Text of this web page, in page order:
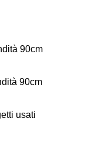
90cm
90cm
usati